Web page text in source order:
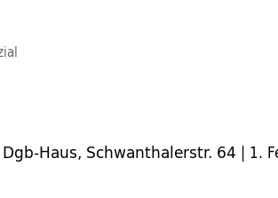
Haus, Schwanthalerstr. 64 | 1.